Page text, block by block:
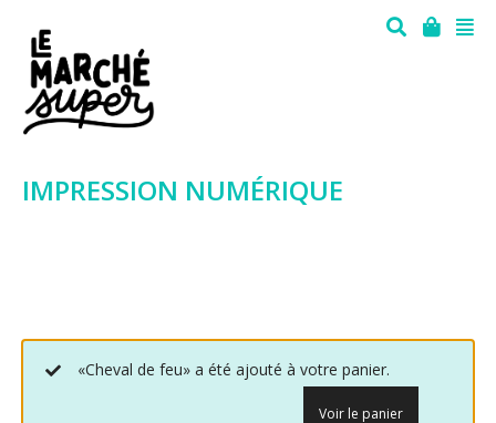
IMPRESSION NUMÉRIQUE
«Cheval de feu» a été ajouté à votre panier.
Voir le panier